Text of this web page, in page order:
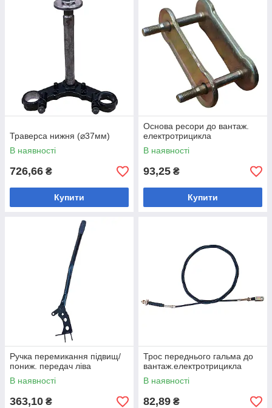
Траверса нижня (⌀37мм)
В наявності
726,66 ₴
Купити
Основа ресори до вантаж.
електротрицикла
В наявності
93,25 ₴
Купити
Ручка перемикання підвищ/
пониж. передач ліва
В наявності
363,10 ₴
Трос переднього гальма до
вантаж.електротрицикла
В наявності
82,89 ₴